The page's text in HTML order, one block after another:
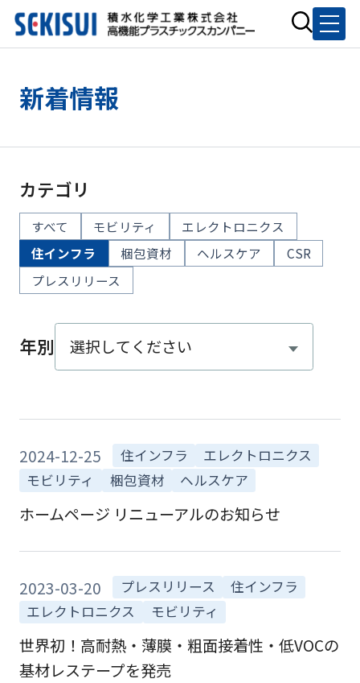
新着情報
カテゴリ
すべて モビリティ
エレクトロニクス
住インフラ
梱包資材 ヘルスケア
CSR
プレスリリース
年別
2024-12-25 住インフラ
エレクトロニクス
モビリティ
梱包資材 ヘルスケア
ホームページ リニューアルのお知らせ
2023-03-20 プレスリリース
住インフラ
エレクトロニクス
モビリティ
世界初！高耐熱・薄膜・粗面接着性・低VOCの
基材レステープを発売